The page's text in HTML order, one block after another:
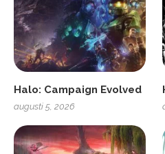
Halo: Campaign Evolved
augusti 5, 2026